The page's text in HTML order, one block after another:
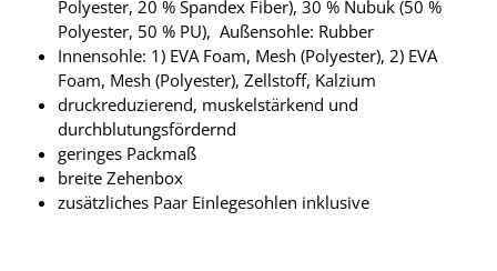
Polyester, 20 % Spandex Fiber), 30 % Nubuk (50 %
Polyester, 50 % PU), Außensohle: Rubber
Innensohle: 1) EVA Foam, Mesh (Polyester), 2) EVA
Foam, Mesh (Polyester), Zellstoff, Kalzium
druckreduzierend, muskelstärkend und
durchblutungsfördernd
geringes Packmaß
breite Zehenbox
zusätzliches Paar Einlegesohlen inklusive